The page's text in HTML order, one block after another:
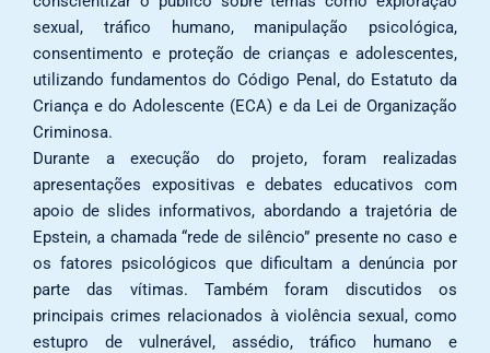
sexual, tráfico humano, manipulação psicológica,
consentimento e proteção de crianças e adolescentes,
utilizando fundamentos do Código Penal, do Estatuto da
Criança e do Adolescente (ECA) e da Lei de Organização
Criminosa.
Durante a execução do projeto, foram realizadas
apresentações expositivas e debates educativos com
apoio de slides informativos, abordando a trajetória de
Epstein, a chamada “rede de silêncio” presente no caso e
os fatores psicológicos que dificultam a denúncia por
parte das vítimas. Também foram discutidos os
principais crimes relacionados à violência sexual, como
estupro de vulnerável, assédio, tráfico humano e